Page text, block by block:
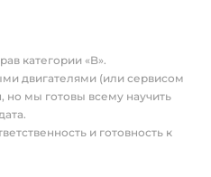
категории «B».
двигателями (или сервисом
но мы готовы всему научить
и готовность к